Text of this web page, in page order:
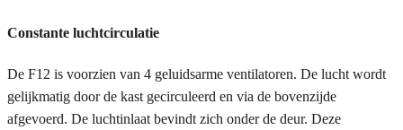
Constante luchtcirculatie
De F12 is voorzien van 4 geluidsarme ventilatoren. De lucht wordt
gelijkmatig door de kast gecirculeerd en via de bovenzijde
afgevoerd. De luchtinlaat bevindt zich onder de deur. Deze